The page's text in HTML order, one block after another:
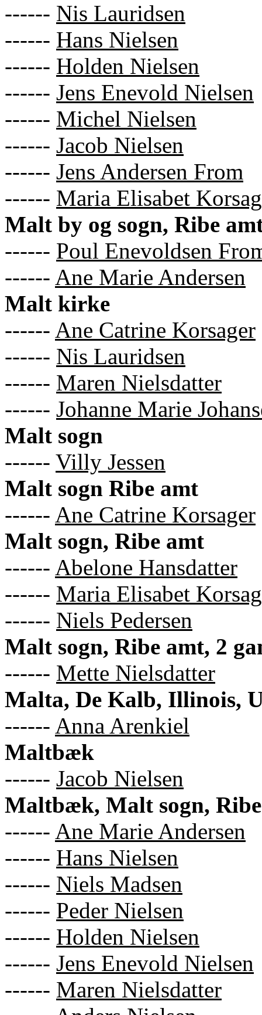
------ Nis Lauridsen
------ Hans Nielsen
------ Holden Nielsen
------ Jens Enevold Nielsen
------ Michel Nielsen
------ Jacob Nielsen
------ Jens Andersen From
------ Maria Elisabet
Malt by og sogn, Ribe
------ Poul Enevoldsen
------ Ane Marie Andersen
Malt kirke
------ Ane Catrine Korsager
------ Nis Lauridsen
------ Maren Nielsdatter
------ Johanne Marie
Malt sogn
------ Villy Jessen
Malt sogn Ribe amt
------ Ane Catrine Korsager
Malt sogn, Ribe amt
------ Abelone Hansdatter
------ Maria Elisabet
------ Niels Pedersen
Malt sogn, Ribe amt, 2
------ Mette Nielsdatter
Malta, De Kalb, Illinois,
------ Anna Arenkiel
Maltbæk
------ Jacob Nielsen
Maltbæk, Malt sogn,
------ Ane Marie Andersen
------ Hans Nielsen
------ Niels Madsen
------ Peder Nielsen
------ Holden Nielsen
------ Jens Enevold Nielsen
------ Maren Nielsdatter